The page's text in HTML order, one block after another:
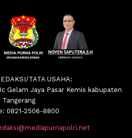
TATA USAHA:
Gelam Jaya Pasar Kemis kabupaten
Tangerang
0821-2506-8800